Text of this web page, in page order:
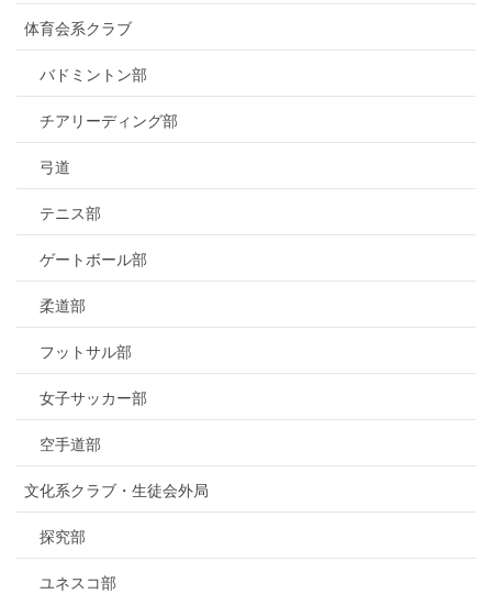
体育会系クラブ
バドミントン部
チアリーディング部
弓道
テニス部
ゲートボール部
柔道部
フットサル部
女子サッカー部
空手道部
文化系クラブ・生徒会外局
探究部
ユネスコ部